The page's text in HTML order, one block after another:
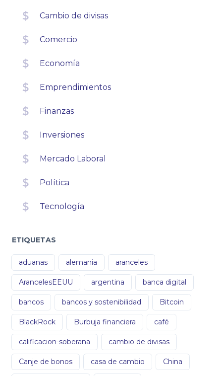
Cambio de divisas
Comercio
Economía
Emprendimientos
Finanzas
Inversiones
Mercado Laboral
Política
Tecnología
ETIQUETAS
aduanas alemania aranceles
ArancelesEEUU argentina banca digital
bancos bancos y sostenibilidad Bitcoin
BlackRock Burbuja financiera café
calificacion-soberana cambio de divisas
Canje de bonos casa de cambio China